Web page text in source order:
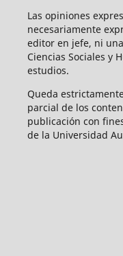
Las opiniones
necesariamente
editor en jefe, ni
Ciencias Sociales y
estudios.
Queda
parcial de los
publicación con
de la Universidad